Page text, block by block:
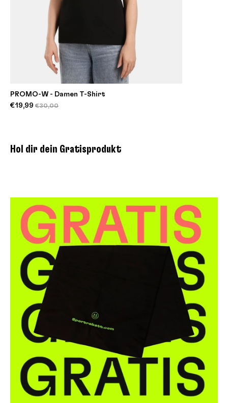
PROMO-W - Damen T-Shirt
€19,99 €30,00
Hol dir dein Gratisprodukt